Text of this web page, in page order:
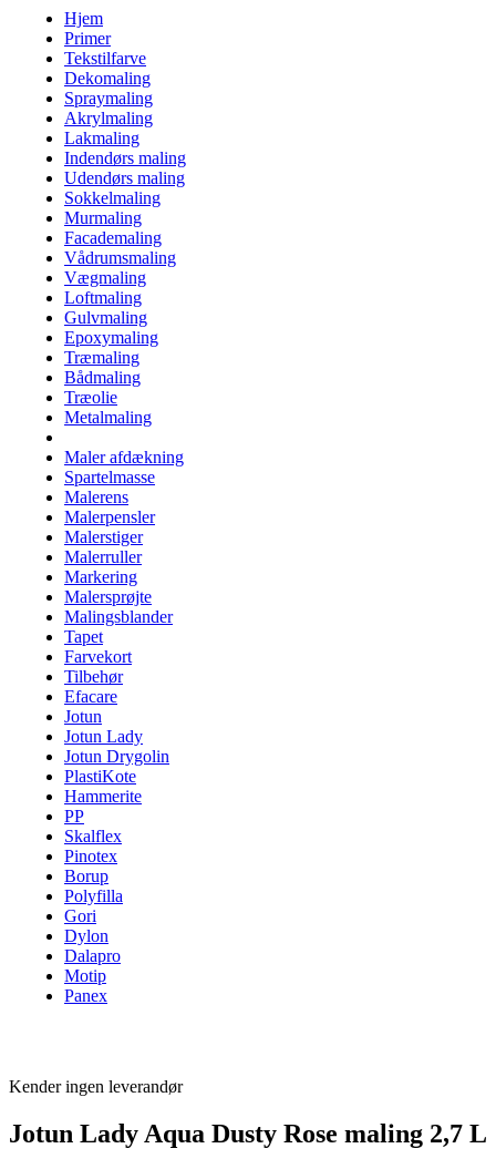
Hjem
Primer
Tekstilfarve
Dekomaling
Spraymaling
Akrylmaling
Lakmaling
Indendørs maling
Udendørs maling
Sokkelmaling
Murmaling
Facademaling
Vådrumsmaling
Vægmaling
Loftmaling
Gulvmaling
Epoxymaling
Træmaling
Bådmaling
Træolie
Metalmaling
Maler afdækning
Spartelmasse
Malerens
Malerpensler
Malerstiger
Malerruller
Markering
Malersprøjte
Malingsblander
Tapet
Farvekort
Tilbehør
Efacare
Jotun
Jotun Lady
Jotun Drygolin
PlastiKote
Hammerite
PP
Skalflex
Pinotex
Borup
Polyfilla
Gori
Dylon
Dalapro
Motip
Panex
Kender ingen leverandør
Jotun Lady Aqua Dusty Rose maling 2,7 L